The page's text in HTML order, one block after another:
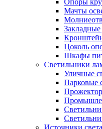
Мачты
Цоколь
Шкафы
Светильники
Уличные
Парковые
Источники света